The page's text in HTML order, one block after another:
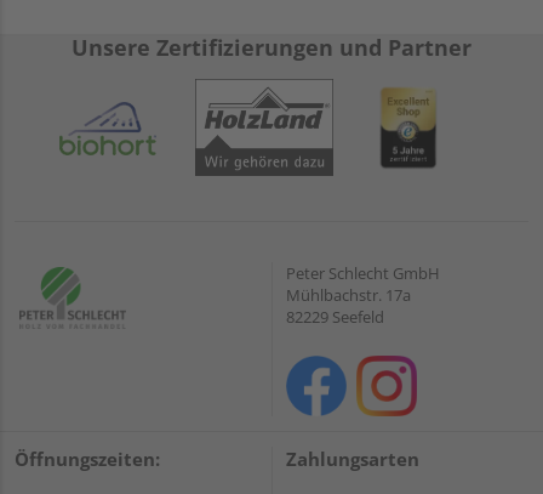
Unsere Zertifizierungen und Partner
Peter Schlecht GmbH
Mühlbachstr. 17a
82229 Seefeld
Öffnungszeiten: Zahlungsarten